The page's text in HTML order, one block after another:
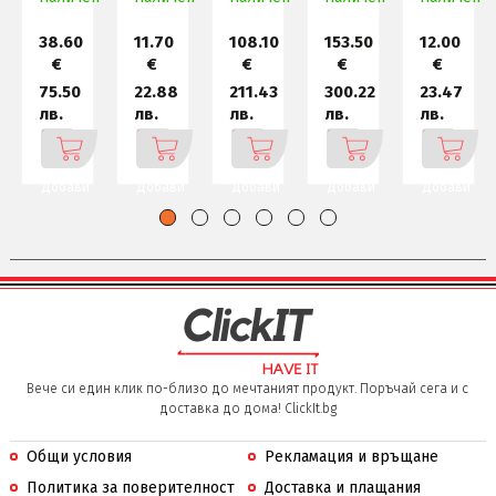
38.60
€
75.50
лв.
11.70
€
22.88
лв.
108.10
€
211.43
лв.
153.50
€
300.22
лв.
12.00
€
23.47
лв.
Вече си един клик по-близо до мечтаният продукт. Поръчай сега и с
доставка до дома! ClickIt.bg
Общи условия
Рекламация и връщане
Политика за поверителност
Доставка и плащания